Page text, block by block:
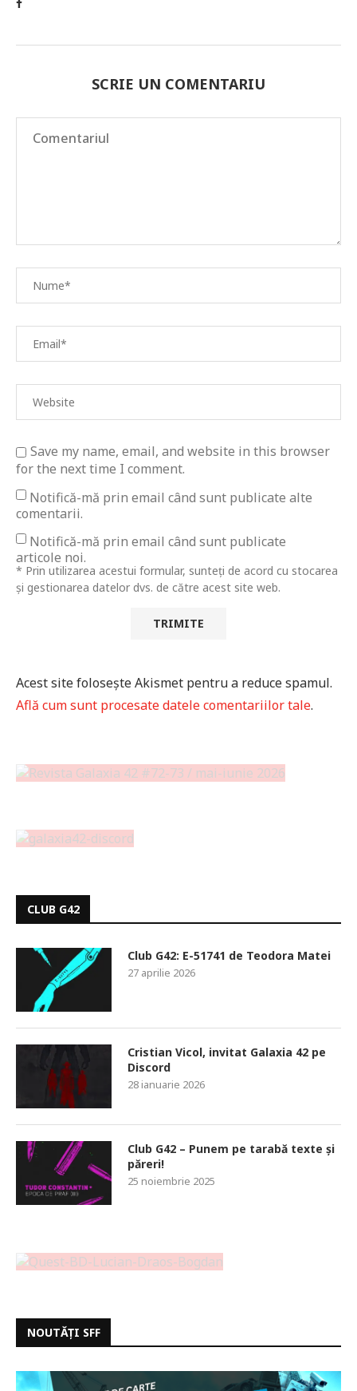
SCRIE UN COMENTARIU
Save my name, email, and website in this browser
for the next time I comment.
Notifică-mă prin email când sunt publicate alte
comentarii.
Notifică-mă prin email când sunt publicate
articole noi.
* Prin utilizarea acestui formular, sunteți de acord cu stocarea
și gestionarea datelor dvs. de către acest site web.
Acest site folosește Akismet pentru a reduce spamul.
Află cum sunt procesate datele comentariilor tale.
CLUB G42
Club G42: E-51741 de Teodora Matei
27 aprilie 2026
Cristian Vicol, invitat Galaxia 42 pe
Discord
28 ianuarie 2026
Club G42 – Punem pe tarabă texte și
păreri!
25 noiembrie 2025
NOUTĂȚI SFF